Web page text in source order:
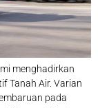
menghadirkan
Tanah Air. Varian
pada